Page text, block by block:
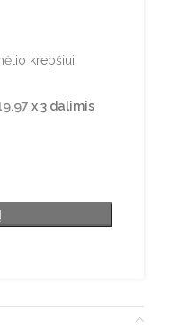
krepšiui.
x 3 dalimis